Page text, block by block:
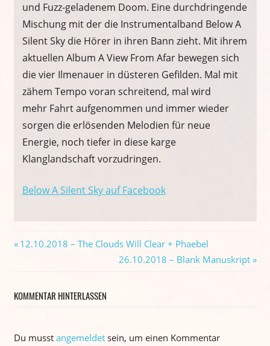
und Fuzz-geladenem Doom. Eine durchdringende
Mischung mit der die Instrumentalband Below A
Silent Sky die Hörer in ihren Bann zieht. Mit ihrem
aktuellen Album A View From Afar bewegen sich
die vier Ilmenauer in düsteren Gefilden. Mal mit
zähem Tempo voran schreitend, mal wird
mehr Fahrt aufgenommen und immer wieder
sorgen die erlösenden Melodien für neue
Energie, noch tiefer in diese karge
Klanglandschaft vorzudringen.
Below A Silent Sky auf Facebook
Beitragsnavigation
Vorheriger
12.10.2018 – The Clouds Will Clear + Phaebel
Nächster
26.10.2018 – Blank Manuskript
KOMMENTAR HINTERLASSEN
Du musst angemeldetsein, um einen Kommentar